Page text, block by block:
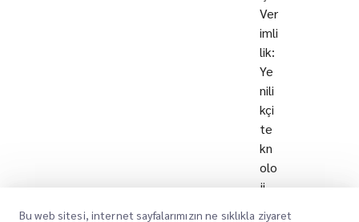
Ver
imli
lik:
Ye
nili
kçi
te
kn
olo
ji
Bu web sitesi, internet sayfalarımızın ne sıklıkla ziyaret